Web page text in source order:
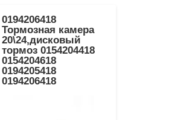
0194206418
Тормозная камера
20\24,дисковый
тормоз 0154204418
0154204618
0194205418
0194206418